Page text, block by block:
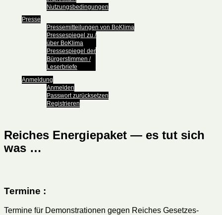
Nutzungsbedingungen
Presse
Pressemitteilungen von BoKlima
Pressespiegel zu /
über BoKlima
Pressespiegel der
Bürgerstimmen /
Leserbriefe
Anmeldung
Anmelden
Passwort zurücksetzen
Registrieren
Reiches Energiepaket — es tut sich
was …
Termine :
Termine für Demonstrationen gegen Reiches Gesetzes-